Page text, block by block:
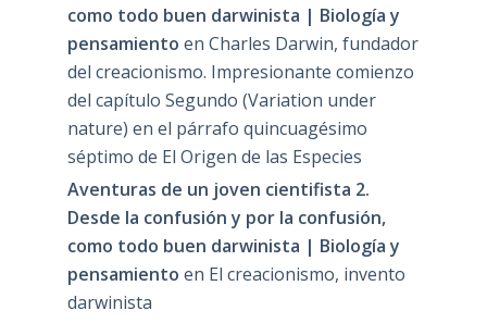
como todo buen darwinista | Biología y
pensamiento en Charles Darwin, fundador
del creacionismo. Impresionante comienzo
del capítulo Segundo (Variation under
nature) en el párrafo quincuagésimo
séptimo de El Origen de las Especies
Aventuras de un joven cientifista 2.
Desde la confusión y por la confusión,
como todo buen darwinista | Biología y
pensamiento en El creacionismo, invento
darwinista